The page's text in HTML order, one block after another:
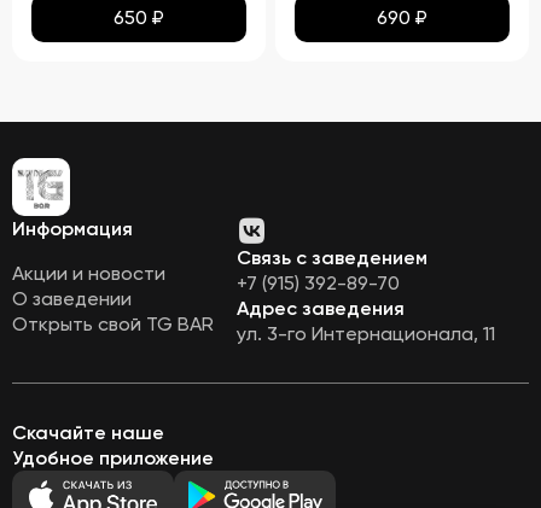
650 ₽ 690 ₽
Информация
Акции и новости
О заведении
Открыть свой TG BAR
Связь с заведением
+7 (915) 392-89-70
Адрес заведения
ул. 3-го Интернационала, 11
Скачайте наше
Удобное приложение